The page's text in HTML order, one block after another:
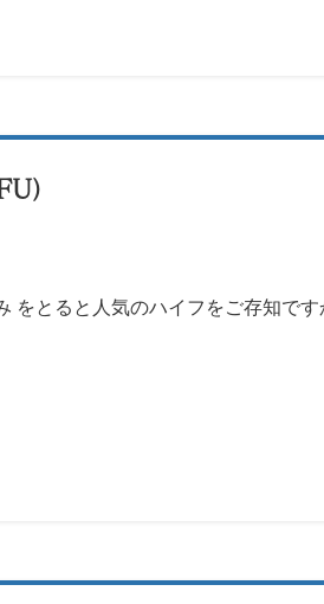
）
をとると人気のハイフをご存知で